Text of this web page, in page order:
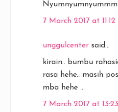
7 March 2017 at 11:12
unggulcenter said...
kirain.. bumbu
rasa hehe.. masih
mba hehe ..
7 March 2017 at 13:23